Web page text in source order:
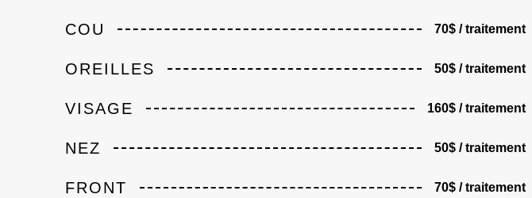
COU 70$ / traitement
OREILLES 50$ / traitement
VISAGE 160$ / traitement
NEZ 50$ / traitement
FRONT 70$ / traitement